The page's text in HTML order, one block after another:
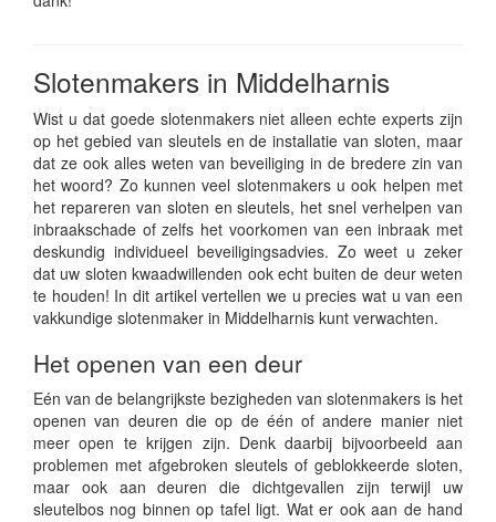
Slotenmakers in Middelharnis
Wist u dat goede slotenmakers niet alleen echte experts zijn
op het gebied van sleutels en de installatie van sloten, maar
dat ze ook alles weten van beveiliging in de bredere zin van
het woord? Zo kunnen veel slotenmakers u ook helpen met
het repareren van sloten en sleutels, het snel verhelpen van
inbraakschade of zelfs het voorkomen van een inbraak met
deskundig individueel beveiligingsadvies. Zo weet u zeker
dat uw sloten kwaadwillenden ook echt buiten de deur weten
te houden! In dit artikel vertellen we u precies wat u van een
vakkundige slotenmaker in Middelharnis kunt verwachten.
Het openen van een deur
Eén van de belangrijkste bezigheden van slotenmakers is het
openen van deuren die op de één of andere manier niet
meer open te krijgen zijn. Denk daarbij bijvoorbeeld aan
problemen met afgebroken sleutels of geblokkeerde sloten,
maar ook aan deuren die dichtgevallen zijn terwijl uw
sleutelbos nog binnen op tafel ligt. Wat er ook aan de hand